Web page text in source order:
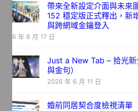
帶來全新設定介面與未來
152 穩定版正式釋出，新
與跨網域金鑰登入
2026 年 6 月 17 日
Just a New Tab – 拾光新
與金句）
2026 年 6 月 11 日
婚前同居契合度檢視清單